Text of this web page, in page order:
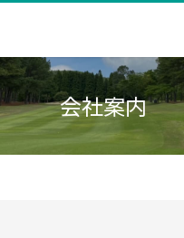
会社案内